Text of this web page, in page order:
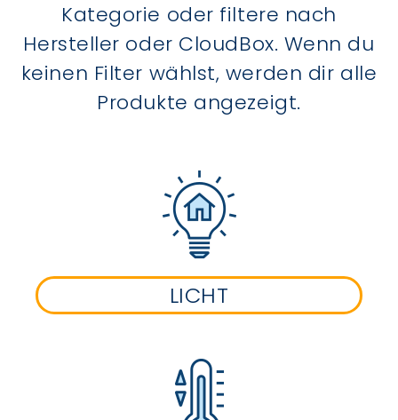
Kategorie oder filtere nach
Hersteller oder CloudBox. Wenn du
keinen Filter wählst, werden dir alle
Produkte angezeigt.
LICHT